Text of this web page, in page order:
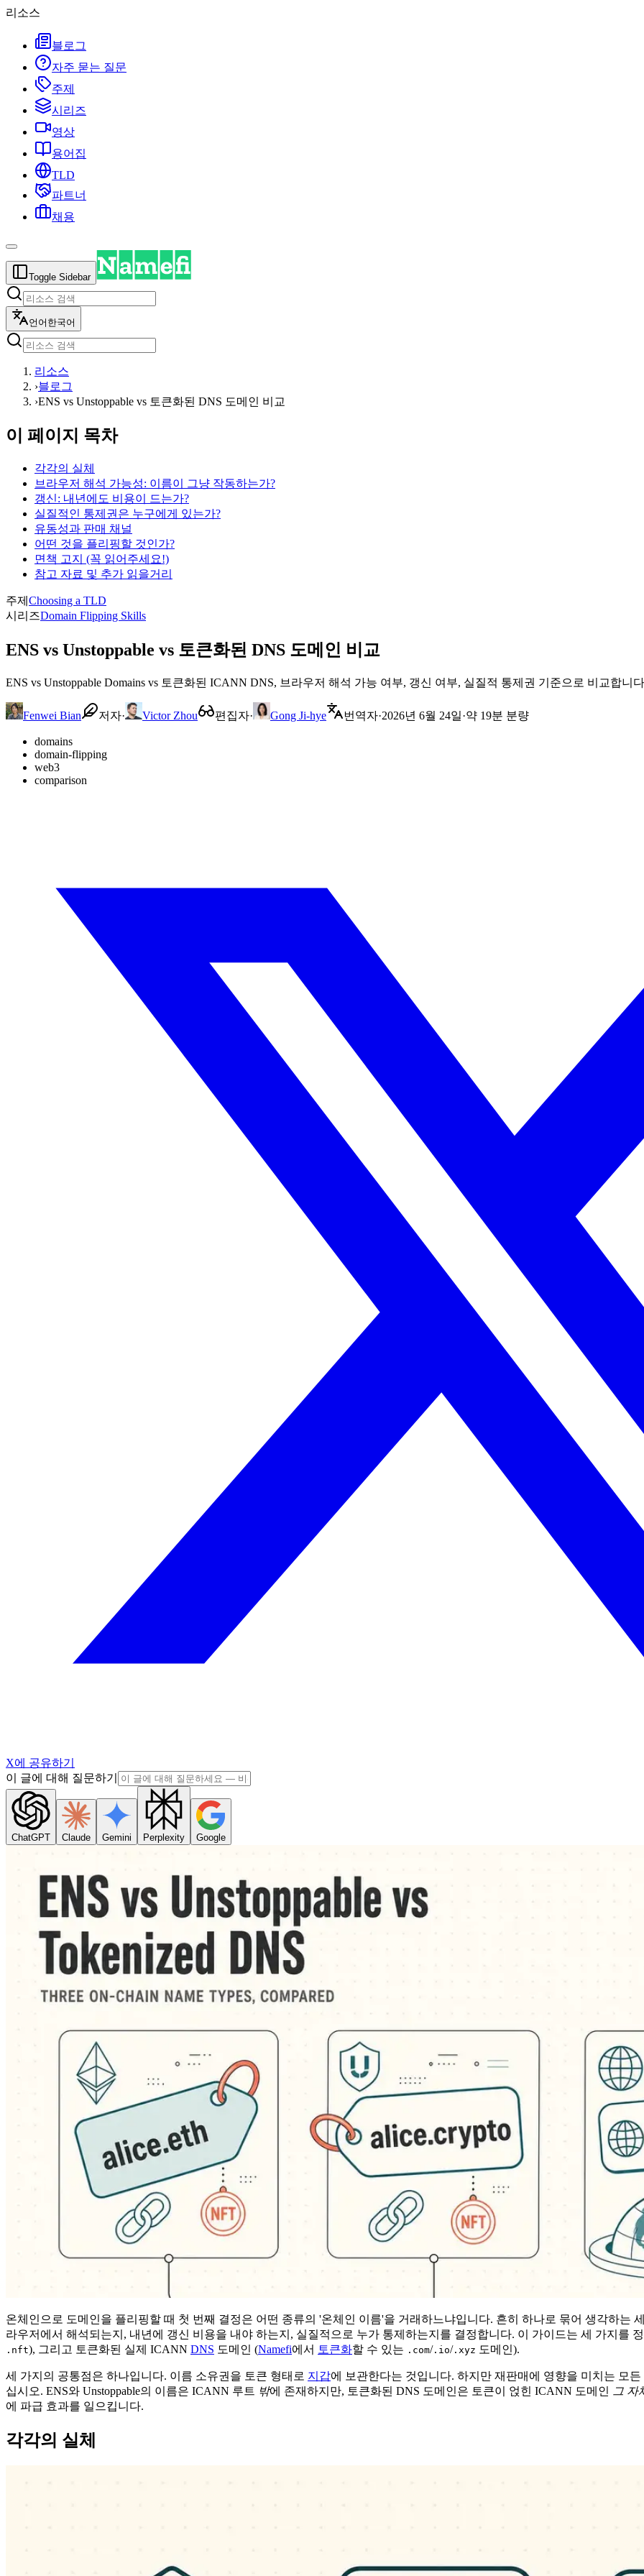
리소스
블로그
자주 묻는 질문
주제
시리즈
영상
용어집
TLD
파트너
채용
Toggle Sidebar
언어 한국어
리소스
›블로그
›ENS vs Unstoppable vs 토큰화된 DNS 도메인 비교
이 페이지 목차
각각의 실체
브라우저 해석 가능성: 이름이 그냥 작동하는가?
갱신: 내년에도 비용이 드는가?
실질적인 통제권은 누구에게 있는가?
유동성과 판매 채널
어떤 것을 플리핑할 것인가?
면책 고지 (꼭 읽어주세요!)
참고 자료 및 추가 읽을거리
주제 Choosing a TLD
시리즈Domain Flipping Skills
ENS vs Unstoppable vs 토큰화된 DNS 도메인 비교
ENS vs Unstoppable Domains vs 토큰화된 ICANN DNS, 브라우저 해석 가능 여부, 갱신 여부, 실질적 통제권 기준으로 비교합니
Fenwei Bian 저자· Victor Zhou 편집자· Gong Ji-hye 번역자·2026년 6월 24일·약 19분 분량
domains
domain-flipping
web3
comparison
X에 공유하기
이 글에 대해 질문하기
ChatGPT Claude Gemini Perplexity Google
온체인으로 도메인을 플리핑할 때 첫 번째 결정은 어떤 종류의 '온체인 이름'을 거래하느냐입니다. 흔히 하나로 묶어 생각하는
라우저에서 해석되는지, 내년에 갱신 비용을 내야 하는지, 실질적으로 누가 통제하는지를 결정합니다. 이 가이드는 세 가지를
.nft), 그리고 토큰화된 실제 ICANN DNS 도메인 (Namefi에서 토큰화할 수 있는 .com/.io/.xyz 도메인).
세 가지의 공통점은 하나입니다. 이름 소유권을 토큰 형태로 지갑에 보관한다는 것입니다. 하지만 재판매에 영향을 미치는 모
십시오. ENS와 Unstoppable의 이름은 ICANN 루트 밖에 존재하지만, 토큰화된 DNS 도메인은 토큰이 얹힌 ICANN 도메인
그 자
에 파급 효과를 일으킵니다.
각각의 실체